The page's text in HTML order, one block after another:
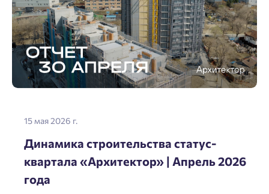
15 мая 2026 г.
Динамика строительства статус-
квартала «Архитектор» | Апрель 2026
года